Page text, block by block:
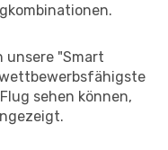
unsere "Smart
sehen können,